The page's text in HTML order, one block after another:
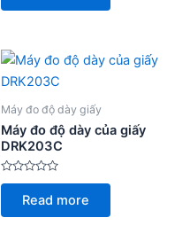
of
Máy đo độ dày giấy
Máy đo độ dày của giấy
DRK203C
Rated
of
Read more